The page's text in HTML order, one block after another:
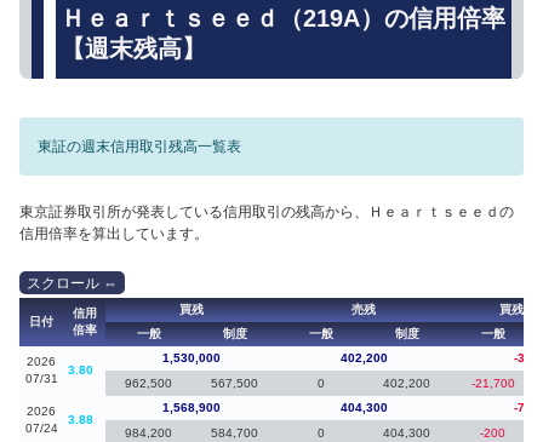
Ｈｅａｒｔｓｅｅｄ（219A）の信用倍率
【週末残高】
東証の週末信用取引残高一覧表
東京証券取引所が発表している信用取引の残高から、Ｈｅａｒｔｓｅｅｄの
信用倍率を算出しています。
日付
信用
倍率
買残 売残
買残（
一般
制度 一般 制度 一般
2026
07/31
3.80
1,530,000 402,200
-
962,500
567,500 0 402,200 -21,700
2026
07/24
3.88
1,568,900 404,300
-
984,200
584,700 0 404,300 -200